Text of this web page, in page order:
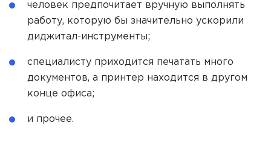
человек предпочитает вручную выполнять
работу, которую бы значительно ускорили
диджитал-инструменты;
специалисту приходится печатать много
документов, а принтер находится в другом
конце офиса;
и прочее.